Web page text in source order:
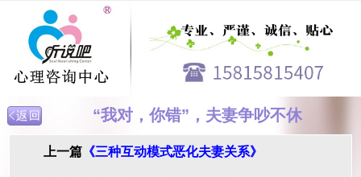
“我对，你错”，夫妻争吵不休
上一篇 《三种互动模式恶化夫妻关系》